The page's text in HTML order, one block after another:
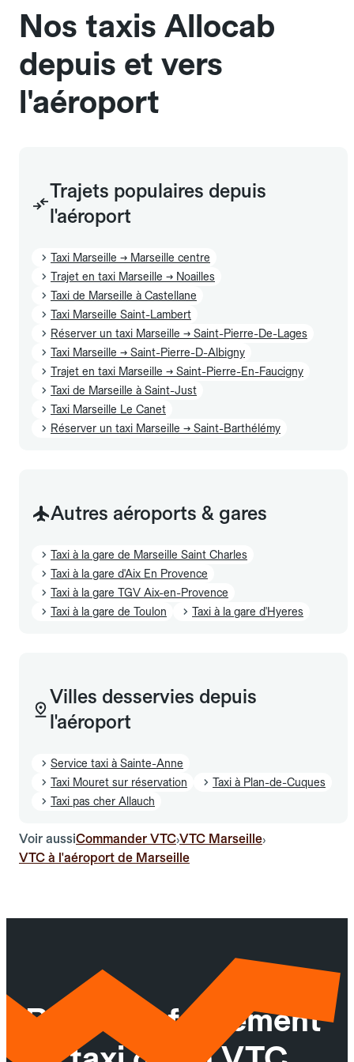
Nos taxis Allocab
depuis et vers
l'aéroport
Trajets populaires depuis
l'aéroport
Taxi Marseille → Marseille centre
Trajet en taxi Marseille → Noailles
Taxi de Marseille à Castellane
Taxi Marseille Saint-Lambert
Réserver un taxi Marseille → Saint-Pierre-De-Lages
Taxi Marseille → Saint-Pierre-D-Albigny
Trajet en taxi Marseille → Saint-Pierre-En-Faucigny
Taxi de Marseille à Saint-Just
Taxi Marseille Le Canet
Réserver un taxi Marseille → Saint-Barthélémy
Autres aéroports & gares
Taxi à la gare de Marseille Saint Charles
Taxi à la gare d'Aix En Provence
Taxi à la gare TGV Aix-en-Provence
Taxi à la gare de Toulon
Taxi à la gare d'Hyeres
Villes desservies depuis
l'aéroport
Service taxi à Sainte-Anne
Taxi Mouret sur réservation
Taxi à Plan-de-Cuques
Taxi pas cher Allauch
Voir aussiCommander VTC›VTC Marseille›
VTC à l'aéroport de Marseille
Réservez facilement